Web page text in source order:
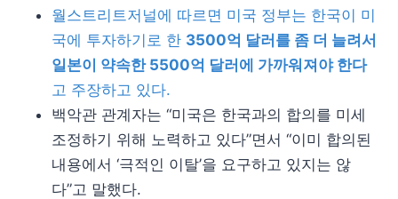
월스트리트저널에 따르면 미국 정부는 한국이 미
국에 투자하기로 한 3500억 달러를 좀 더 늘려서
일본이 약속한 5500억 달러에 가까워져야 한다
고 주장하고 있다.
백악관 관계자는 “미국은 한국과의 합의를 미세
조정하기 위해 노력하고 있다”면서 “이미 합의된
내용에서 ‘극적인 이탈’을 요구하고 있지는 않
다”고 말했다.